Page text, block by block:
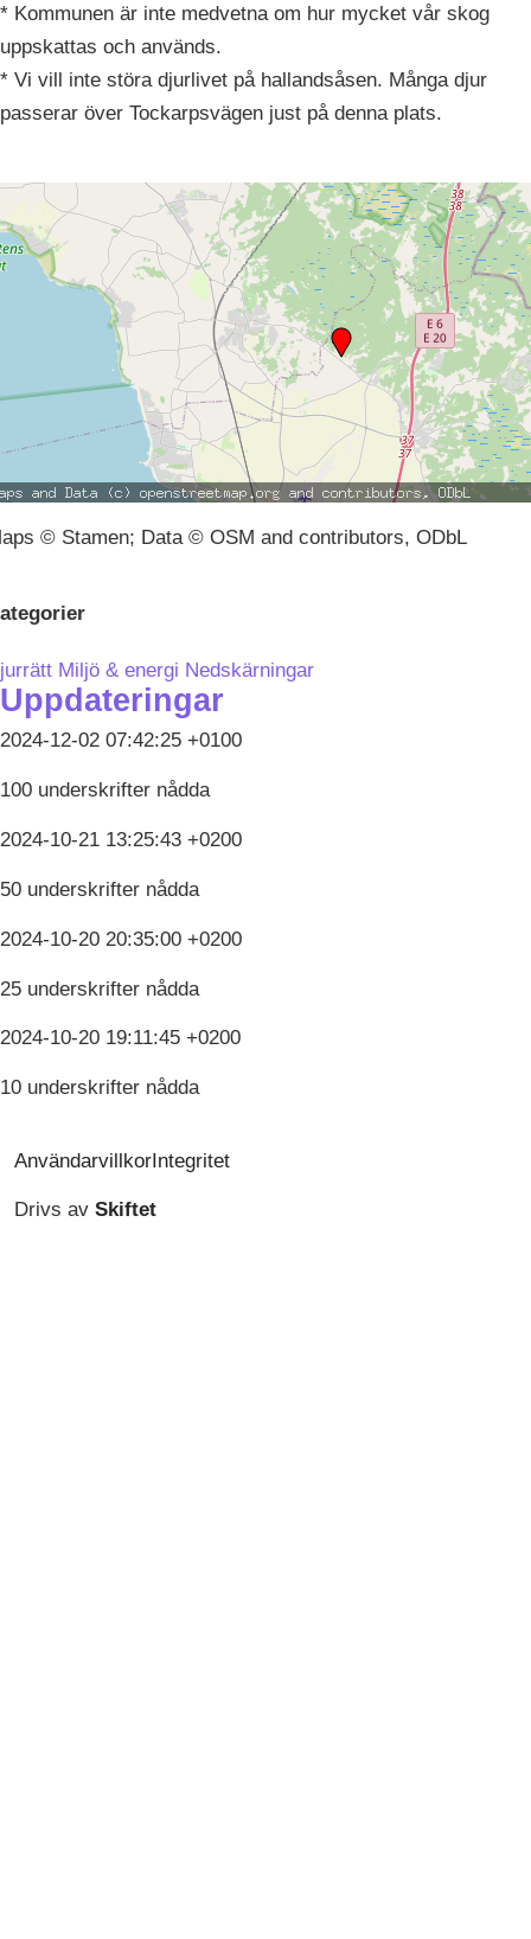
* Kommunen är inte medvetna om hur mycket vår skog
uppskattas och används.
* Vi vill inte störa djurlivet på hallandsåsen. Många djur
passerar över Tockarpsvägen just på denna plats.
© Stamen; Data © OSM and contributors, ODbL
Miljö & energi Nedskärningar
Uppdateringar
2024-12-02 07:42:25 +0100
100 underskrifter nådda
2024-10-21 13:25:43 +0200
50 underskrifter nådda
2024-10-20 20:35:00 +0200
25 underskrifter nådda
2024-10-20 19:11:45 +0200
10 underskrifter nådda
Användarvillkor Integritet
Drivs av Skiftet